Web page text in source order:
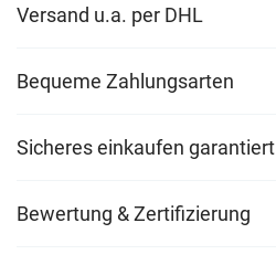
Versand u.a. per DHL
Bequeme Zahlungsarten
Sicheres einkaufen garantiert
Bewertung & Zertifizierung